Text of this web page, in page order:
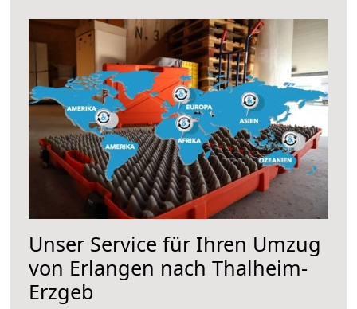
Unser Service für Ihren Umzug
von Erlangen nach Thalheim-
Erzgeb